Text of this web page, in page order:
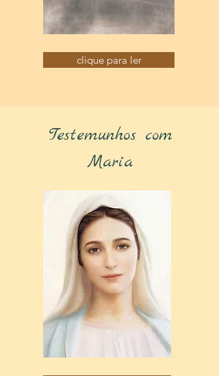
clique para ler
Testemunhos com
Maria